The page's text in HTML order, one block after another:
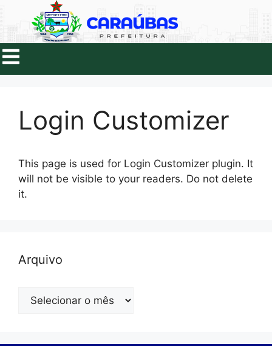
Login Customizer
This page is used for Login Customizer plugin. It
will not be visible to your readers. Do not delete
it.
Arquivo